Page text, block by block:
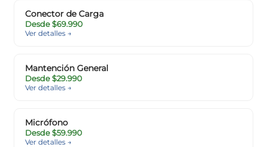
Conector de Carga
Desde $69.990
Ver detalles →
Mantención General
Desde $29.990
Ver detalles →
Micrófono
Desde $59.990
Ver detalles →